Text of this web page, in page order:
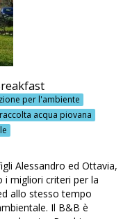
per l'ambiente
raccolta acqua piovana
Alessandro ed Ottavia,
i migliori criteri per la
allo stesso tempo
Il B&B è